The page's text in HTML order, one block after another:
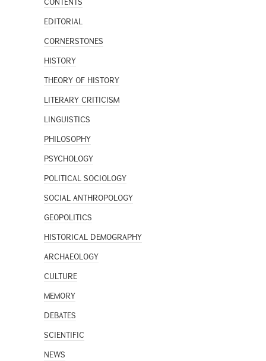
EDITORIAL
CORNERSTONES
HISTORY
THEORY OF HISTORY
LITERARY CRITICISM
LINGUISTICS
PHILOSOPHY
PSYCHOLOGY
POLITICAL SOCIOLOGY
SOCIAL ANTHROPOLOGY
GEOPOLITICS
HISTORICAL DEMOGRAPHY
ARCHAEOLOGY
CULTURE
MEMORY
DEBATES
SCIENTIFIC
NEWS